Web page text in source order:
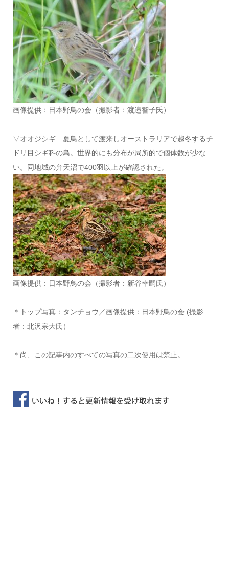
画像提供：日本野鳥の会（撮影者：渡邉智子氏）
▽オオジシギ 夏鳥として渡来しオーストラリアで越冬するチ
ドリ目シギ科の鳥。世界的にも分布が局所的で個体数が少な
い。同地域の弁天沼で400羽以上が確認された。
画像提供：日本野鳥の会（撮影者：新谷幸嗣氏）
＊トップ写真：タンチョウ／画像提供：日本野鳥の会 (撮影
者：北沢宗大氏）
＊尚、この記事内のすべての写真の二次使用は禁止。